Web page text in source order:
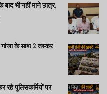
भी नहीं माने छात्र,
के साथ 2 तस्कर
पुलिसकर्मियों पर